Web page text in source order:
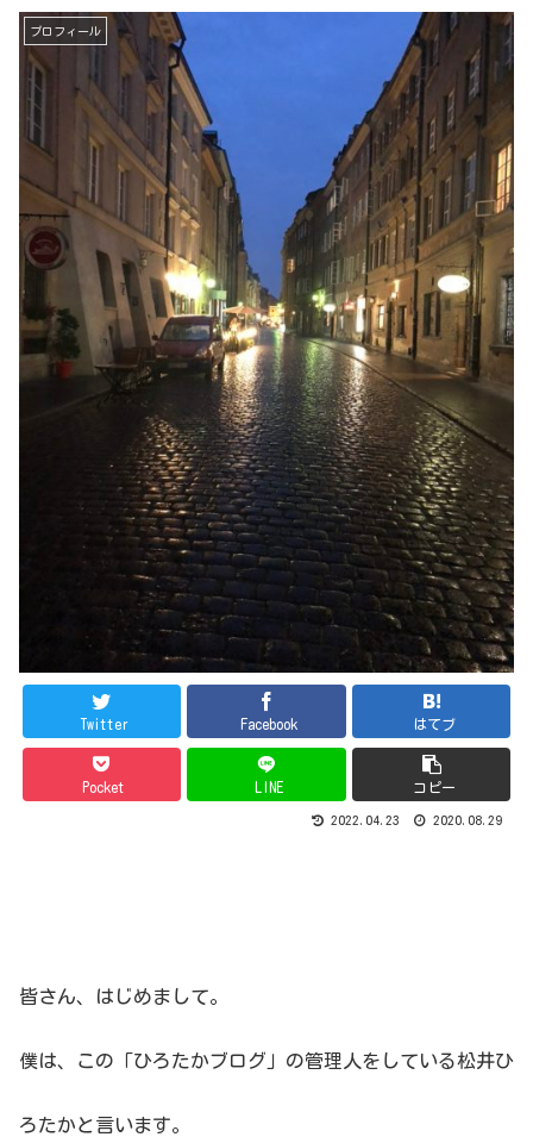
プロフィール
Twitter Facebook はてブ
Pocket LINE コピー
2022.04.23 2020.08.29
皆さん、はじめまして。
僕は、この「ひろたかブログ」の管理人をしている松井ひ
ろたかと言います。